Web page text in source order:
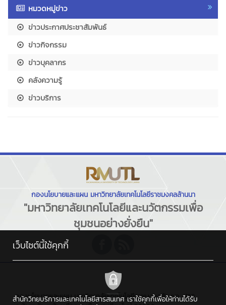
หมวดหมู่ข่าว
ข่าวประกาศประชาสัมพันธ์
ข่าวกิจกรรม
ข่าวบุคลากร
คลังความรู้
ข่าวบริการ
กองนโยบายและแผน มหาวิทยาลัยเทคโนโลยีราชมงคลล้านนา
"มหาวิทยาลัยเทคโนโลยีและนวัตกรรมเพื่อ
ชุมชนอย่างยั่งยืน"
กองนโยบายและแผน มหาวิทยาลัยเทคโนโลยีราชมงคลล้านนา : 128
เว็บไซต์นี้ใช้คุกกี้
สำนักวิทยบริการและเทคโนโลยีสารสนเทศ เราใช้คุกกี้เพื่อให้ท่านได้รับ